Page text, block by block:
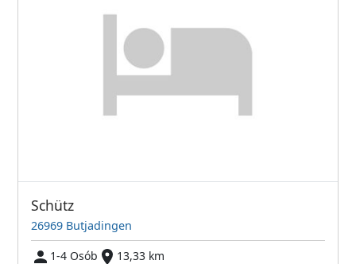
Schütz
26969 Butjadingen
1-4 Osób
13,33 km